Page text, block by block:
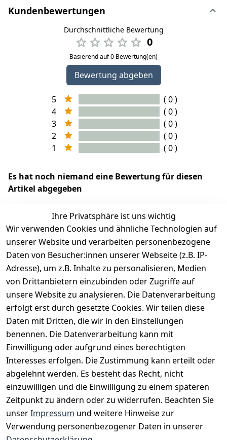
Kundenbewertungen
Durchschnittliche Bewertung
0
Basierend auf 0 Bewertung(en)
Bewertung abgeben
5
( 0 )
4
( 0 )
3
( 0 )
2
( 0 )
1
( 0 )
Es hat noch niemand eine Bewertung für diesen
Artikel abgegeben
EU-Verantwortliche Person - klicken Sie für Details
Ihre Privatsphäre ist uns wichtig
Wir verwenden Cookies und ähnliche Technologien auf
unserer Website und verarbeiten personenbezogene
Daten von Besucher:innen unserer Webseite (z.B. IP-
Adresse), um z.B. Inhalte zu personalisieren, Medien
von Drittanbietern einzubinden oder Zugriffe auf
unsere Website zu analysieren. Die Datenverarbeitung
erfolgt erst durch gesetzte Cookies. Wir teilen diese
Daten mit Dritten, die wir in den Einstellungen
benennen. Die Datenverarbeitung kann mit
Einwilligung oder aufgrund eines berechtigten
Interesses erfolgen. Die Zustimmung kann erteilt oder
abgelehnt werden. Es besteht das Recht, nicht
einzuwilligen und die Einwilligung zu einem späteren
Zeitpunkt zu ändern oder zu widerrufen. Beachten Sie
unserImpressum und weitere Hinweise zur
Verwendung personenbezogener Daten in unserer
Rechtliches
AGB
Impressum
Datenschutze
rklärung
Barrierefreihe
Services
Kontakt
Registrieren
Katalog
Zahlungsm
öglichkeite
n
Vorkasse
PayPal
Versanddie
nstleister
Post